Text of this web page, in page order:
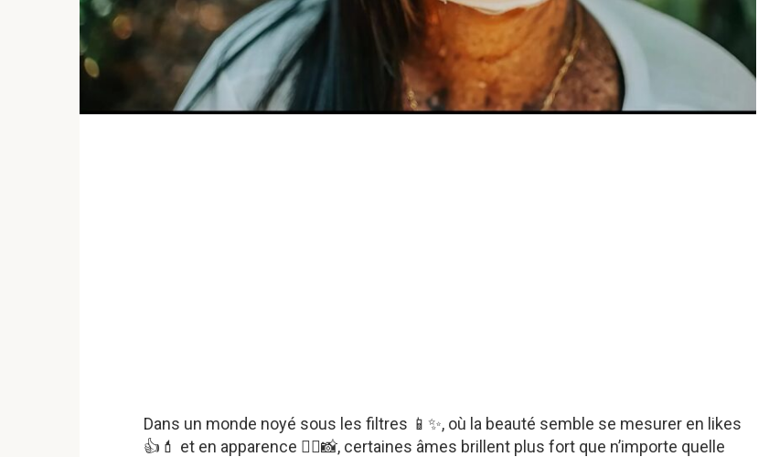
Dans un monde noyé sous les filtres 📱✨, où la beauté semble se mesurer en likes
👍💄 et en apparence 💁‍♀️📸, certaines âmes brillent plus fort que n’importe quelle